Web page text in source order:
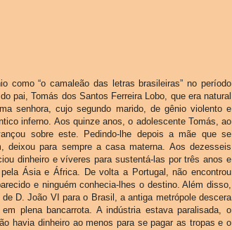
como “o camaleão das letras brasileiras” no período
pai, Tomás dos Santos Ferreira Lobo, que era natural
senhora, cujo segundo marido, de gênio violento e
inferno. Aos quinze anos, o adolescente Tomás, ao
sobre este. Pedindo-lhe depois a mãe que se
para sempre a casa materna. Aos dezesseis
dinheiro e víveres para sustentá-las por três anos e
Ásia e África. De volta a Portugal, não encontrou
e ninguém conhecia-lhes o destino. Além disso,
D. João VI para o Brasil, a antiga metrópole descera
plena bancarrota. A indústria estava paralisada, o
havia dinheiro ao menos para se pagar as tropas e o